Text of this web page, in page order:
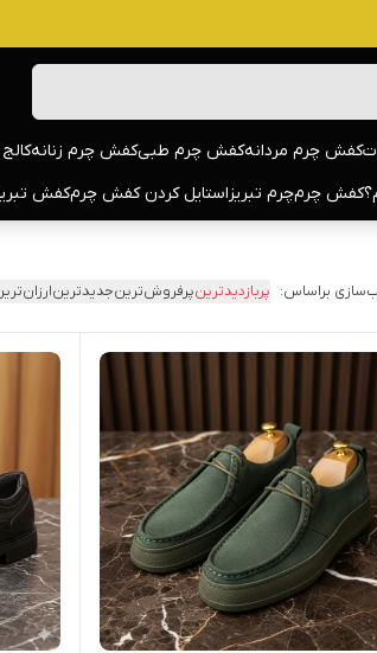
کفش چرم مردانهکفش چرم طبیکفش چرم زنانه
کفش چرمچرم تبریزاستایل کردن کفش چرمکفش
براساس: پربازدیدترینپرفروش‌ترینجدیدترین